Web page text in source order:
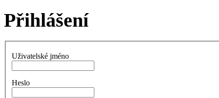
Přihlášení
Uživatelské jméno
Heslo